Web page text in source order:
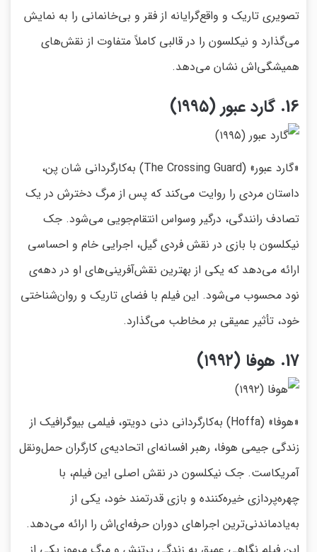
تصویری تاریک و واقع‌گرایانه از فقر و بی‌خانمانی را به نمایش
می‌گذارد و نیکلسون را در قالبی کاملاً متفاوت از نقش‌های
همیشگی‌اش نشان می‌دهد.
16. گارد عبور (۱۹۹۵)
«گارد عبور» (The Crossing Guard) به‌کارگردانی شان پن،
داستان مردی را روایت می‌کند که پس از مرگ دخترش در یک
تصادف رانندگی، درگیر وسواس انتقام‌جویی می‌شود. جک
نیکلسون با بازی در نقش فردی گیل، اجرایی خام و احساسی
ارائه می‌دهد که یکی از بهترین نقش‌آفرینی‌های او در دهه‌ی
نود محسوب می‌شود. این فیلم با فضای تاریک و روان‌شناختی
خود، تأثیر عمیقی بر مخاطب می‌گذارد.
17. هوفا (۱۹۹۲)
«هوفا» (Hoffa) به‌کارگردانی دنی دویتو، فیلمی بیوگرافیک از
زندگی جیمی هوفا، رهبر افسانه‌ای اتحادیه‌ی کارگران حمل‌ونقل
آمریکاست. جک نیکلسون در نقش اصلی این فیلم، با
چهره‌پردازی خیره‌کننده و بازی قدرتمند خود، یکی از
به‌یادماندنی‌ترین اجراهای دوران حرفه‌ای‌اش را ارائه می‌دهد.